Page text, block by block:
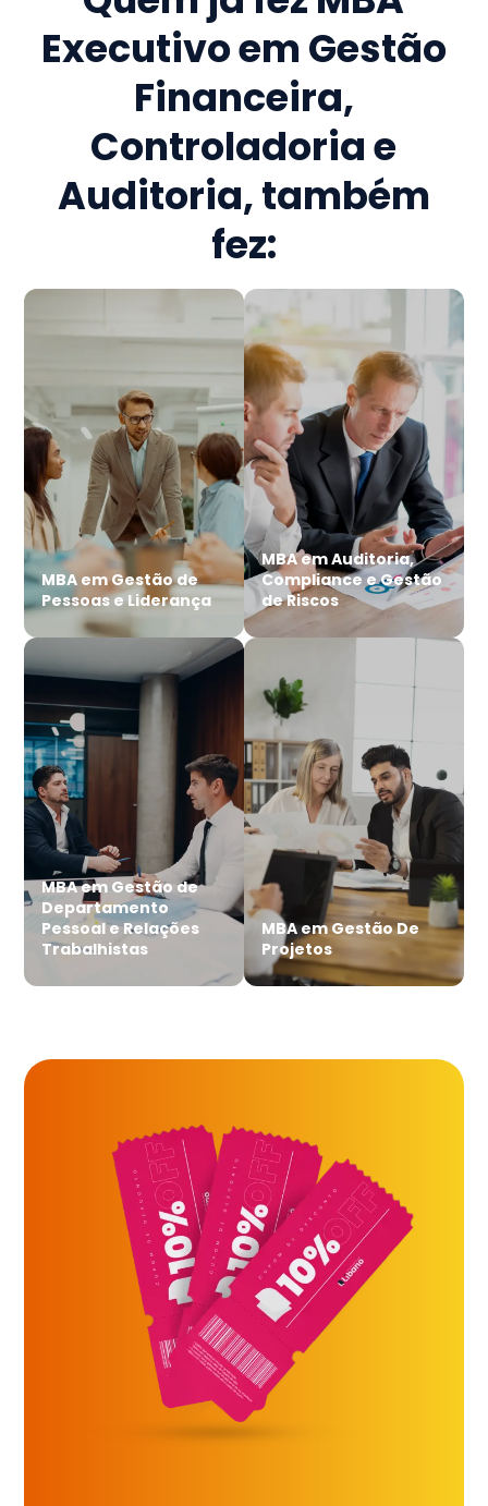
Executivo em Gestão
Financeira,
Controladoria e
Auditoria, também
fez:
MBA em Gestão de
Pessoas e Liderança
MBA em Auditoria,
Compliance e Gestão
de Riscos
MBA em Gestão de
Departamento
Pessoal e Relações
Trabalhistas
MBA em Gestão De
Projetos